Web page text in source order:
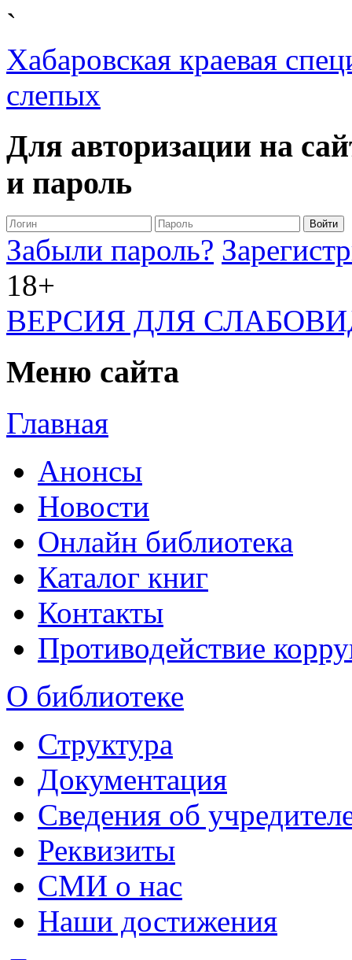
`
Хабаровская краевая
слепых
Для авторизации на
и пароль
Забыли пароль?
18+
ВЕРСИЯ ДЛЯ
Меню сайта
Главная
Анонсы
Новости
Онлайн библиотека
Каталог книг
Контакты
Противодействие
О библиотеке
Структура
Документация
Сведения об
Реквизиты
СМИ о нас
Наши достижения